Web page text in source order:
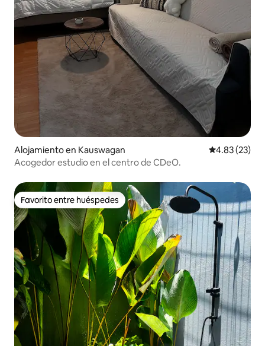
Alojamiento en Kauswagan Calificación
4.83 (23)
Acogedor estudio en el centro de CDeO.
Favorito entre huéspedes
Favorito entre huéspedes